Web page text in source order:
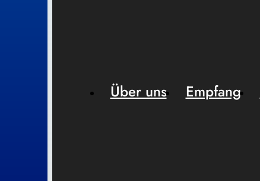
Über uns Empfang